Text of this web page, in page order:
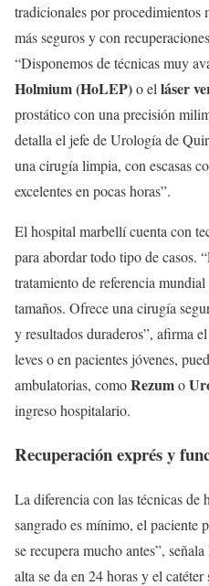
tradicionales por procedimientos
más seguros y con
“Disponemos de técnicas muy
Holmium (HoLEP)o el láser
prostático con una precisión
detalla el jefe de Urología de
una cirugía limpia, con escasas
excelentes en pocas horas”.
El hospital marbellí cuenta con
para abordar todo tipo de casos.
tratamiento de referencia
tamaños. Ofrece una cirugía
y resultados duraderos”, afirma
leves o en pacientes jóvenes,
ambulatorias, comoRezumo
ingreso hospitalario.
Recuperación exprés y
La diferencia con las técnicas de
sangrado es mínimo, el paciente
se recupera mucho antes”,
alta se da en 24 horas y el